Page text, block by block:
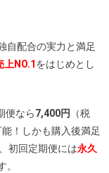
自配合の実力と満足
上NO.1をはじめとし
便なら7,400円
（税
！しかも購入後満足
初回定期便には永久